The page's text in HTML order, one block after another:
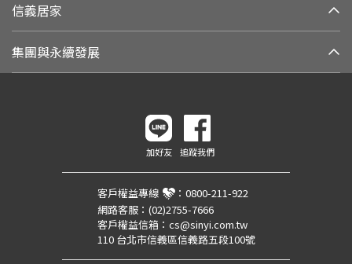
信義居家
集團與永續發展
加好友 追蹤我們
客戶權益專線 ： 0800-211-922
網路客服： (02)2755-7666
客戶權益信箱： cs@sinyi.com.tw
110 台北市信義區信義路五段100號